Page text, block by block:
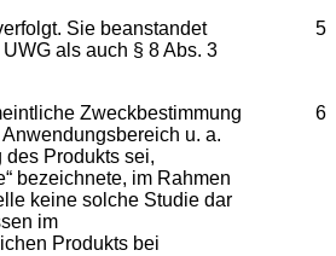
5
Sie beanstandet
als auch § 8 Abs. 3
6
Zweckbestimmung
u. a.
des Produkts sei,
bezeichnete, im Rahmen
keine solche Studie dar
im
Produkts bei